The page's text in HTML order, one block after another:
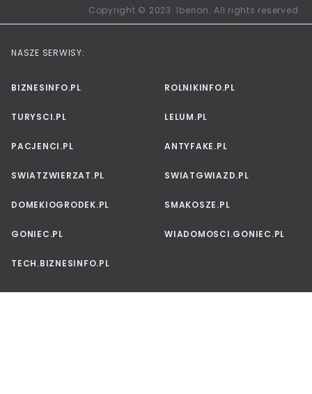
Copyright © 2023. Iberion. All rights reserved.
NASZE SERWISY:
BIZNESINFO.PL ROLNIKINFO.PL
TURYSCI.PL LELUM.PL
PACJENCI.PL ANTYFAKE.PL
SWIATZWIERZAT.PL SWIATGWIAZD.PL
DOMEKIOGRODEK.PL SMAKOSZE.PL
GONIEC.PL WIADOMOSCI.GONIEC.PL
TECH.BIZNESINFO.PL